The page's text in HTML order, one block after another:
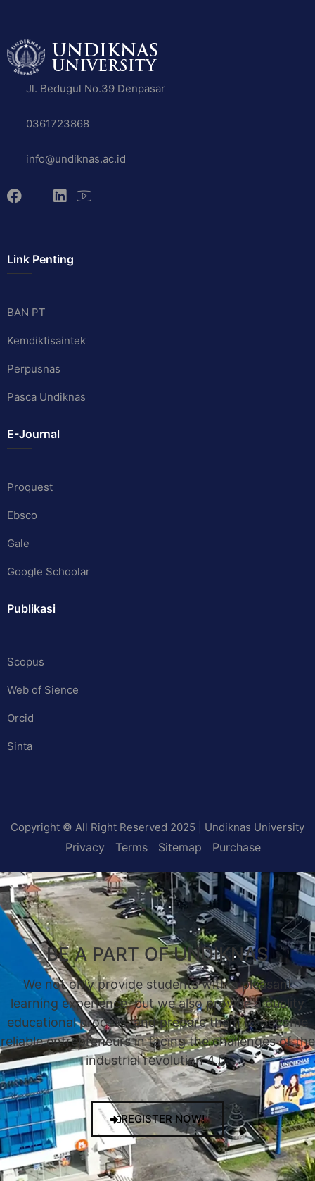
Jl. Bedugul No.39 Denpasar
0361723868
info@undiknas.ac.id
Link Penting
BAN PT
Kemdiktisaintek
Perpusnas
Pasca Undiknas
E-Journal
Proquest
Ebsco
Gale
Google Schoolar
Publikasi
Scopus
Web of Sience
Orcid
Sinta
Copyright © All Right Reserved 2025 | Undiknas University
Privacy Terms Sitemap Purchase
BE A PART OF UNDIKNAS
We not only provide students with a pleasant
learning experience, but we also provide a quality
educational process, and prepare them to become
reliable entrepreneurs in facing the challenges of the
industrial revolution 4.0.
REGISTER NOW!